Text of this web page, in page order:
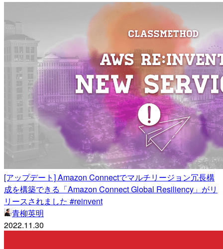
[アップデート] Amazon Connectでマルチリージョン冗長構
成を構築できる「Amazon Connect Global Resiliency」がリ
リースされました #reinvent
青柳英明
2022.11.30